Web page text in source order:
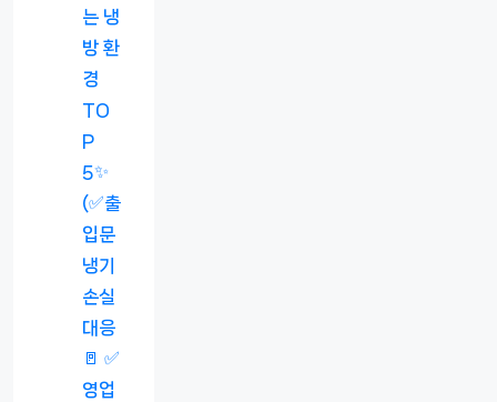
는 냉
방 환
경
TO
P
5✨
(✅출
입문
냉기
손실
대응
🚪 ✅
영업